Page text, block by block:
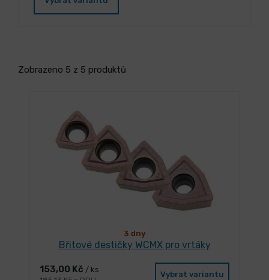
Zobrazeno 5 z 5 produktů
3 dny
Břitové destičky WCMX pro vrtáky
153,00 Kč / ks
Vybrat variantu